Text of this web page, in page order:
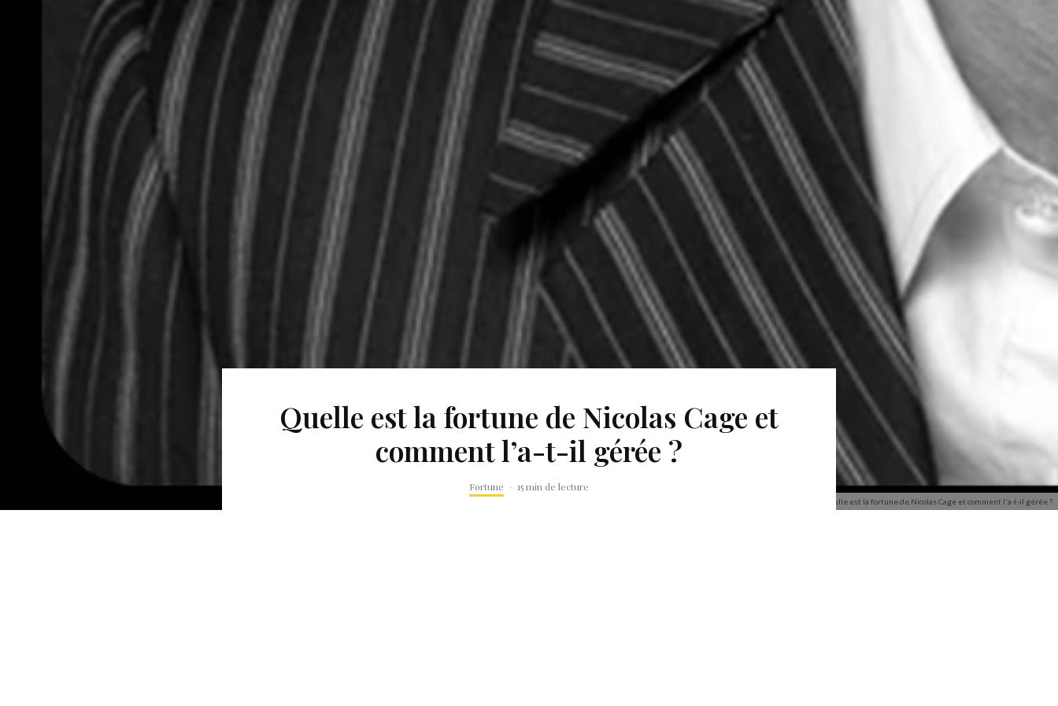
Quelle est la fortune de Nicolas Cage et comment l'a-t-il gérée ?
Quelle est la fortune de Nicolas Cage et
comment l’a-t-il gérée ?
Fortune · 15 min de lecture